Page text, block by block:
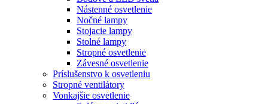
Nástenné osvetlenie
Nočné lampy
Stojacie lampy
Stolné lampy
Stropné osvetlenie
Závesné osvetlenie
Príslušenstvo k osvetleniu
Stropné ventilátory
Vonkajšie osvetlenie